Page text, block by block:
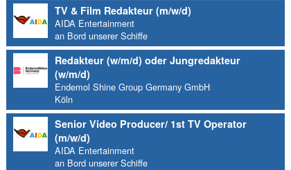
TV & Film Redakteur (m/w/d)
AIDA Entertainment
an Bord unserer Schiffe
Redakteur (w/m/d) oder Jungredakteur
(w/m/d)
Endemol Shine Group Germany GmbH
Köln
Senior Video Producer/ 1st TV Operator
(m/w/d)
AIDA Entertainment
an Bord unserer Schiffe